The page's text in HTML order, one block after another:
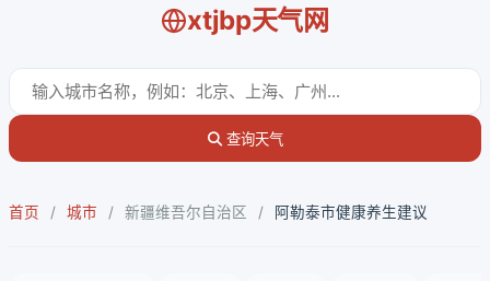
xtjbp天气网
查询天气
首页 / 城市 / 新疆维吾尔自治区 / 阿勒泰市健康养生建议